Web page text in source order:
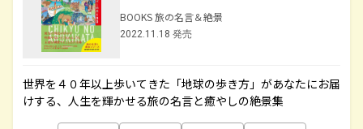
BOOKS 旅の名言＆絶景
2022.11.18 発売
世界を４０年以上歩いてきた「地球の歩き方」があなたにお届
けする、人生を輝かせる旅の名言と癒やしの絶景集